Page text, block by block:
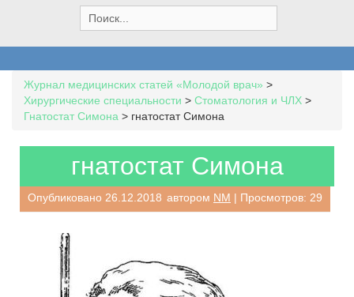
e
a
h
f
o
Журнал медицинских статей «Молодой врач» >
Хирургические специальности > Стоматология и ЧЛХ >
Гнатостат Симона > гнатостат Симона
гнатостат Симона
Опубликовано 26.12.2018 автором NM | Просмотров: 29